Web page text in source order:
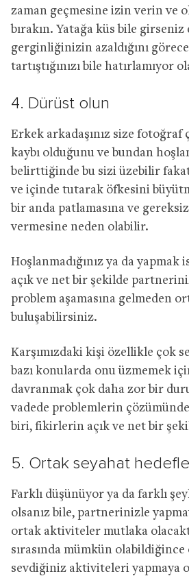
zaman geçmesine izin verin ve
bırakın. Yatağa küs bile
gerginliğinizin azaldığını
tartıştığınızı bile hatırlamıyor
4. Dürüst olun
Erkek arkadaşınız size fotoğraf
kaybı olduğunu ve bundan
belirttiğinde bu sizi üzebilir
ve içinde tutarak öfkesini
bir anda patlamasına ve
vermesine neden olabilir.
Hoşlanmadığınız ya da
açık ve net bir şekilde
problem aşamasına gelmeden
buluşabilirsiniz.
Karşımızdaki kişi özellikle çok
bazı konularda onu üzmemek
davranmak çok daha zor bir
vadede problemlerin
biri, fikirlerin açık ve net bir
5. Ortak seyahat
Farklı düşünüyor ya da farklı
olsanız bile, partnerinizle
ortak aktiviteler mutlaka
sırasında mümkün
sevdiğiniz aktiviteleri yapmaya